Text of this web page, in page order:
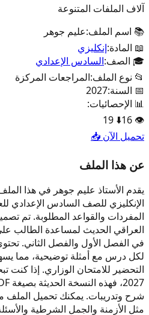
آلاف الملفات المتنوعة
📚 اسم الملف:عليم جوهر
📖 المادة:إنكليزي
🎓 الصف:السادس الإعدادي
📂 نوع الملف:المراجعات المركزة
📅 السنة:2027
📊 الإحصائيات:
👁️
16
⬇️
19
تحميل الآن 📥
عن هذا الملف
يقدم الأستاذ عليم جوهر في هذا
المفردات والقواعد المطلوبة. تم
العراقي الحديث لمساعدة الطالب
في الفصل الأول والفصل الثاني.
لكل درس مع أمثلة توضيحية، مما
التحضير للامتحان الوزاري. إذا
شرح وتدريبات. يمكنك تحميل الملف
مثل الأزمنة والجمل الشرطية